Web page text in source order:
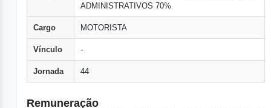
ADMINISTRATIVOS 70%
Cargo MOTORISTA
Vínculo -
Jornada 44
Remuneração